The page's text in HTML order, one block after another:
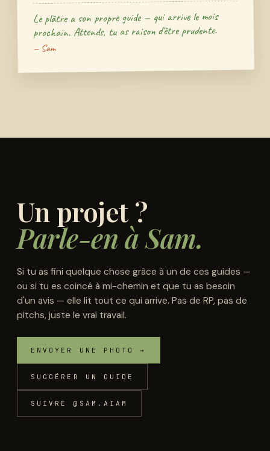
Le plâtre a son propre guide — qui arrive le mois
prochain. Attends, tu as raison d'être prudente.
— Sam
Un projet ?
Parle-en à Sam.
Si tu as fini quelque chose grâce à un de ces guides —
ou si tu es coincé à mi-chemin et que tu as besoin
d'un avis — elle lit tout ce qui arrive. Pas de RP, pas de
pitchs, juste le vrai travail.
ENVOYER UNE PHOTO →
SUGGÉRER UN GUIDE
SUIVRE @SAM.AIAM